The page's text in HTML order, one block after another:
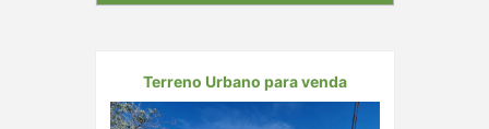
Terreno Urbano para venda